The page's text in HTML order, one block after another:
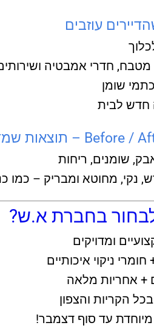
עוזבים
מטבח, חדרי אמבטיה
שומן
חדש לבית
שומנים, ריחות
נקי, מחוטא ומבריק – כמו
בחברת א.ש?
ומדויקים
ניקוי איכותיים
אחריות מלאה
הקריות והצפון